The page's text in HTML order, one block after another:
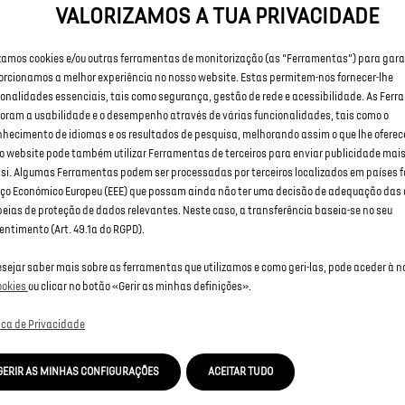
níveis de acabamento, motorizações,
ACABAMENTOS DISPONÍVEIS
berlina compacta está disponível em várias versões: PALLAS,
Todos estes acabamentos incluem uma gama de
de vanguarda para responder a todas as suas
DIFERENTES OPÇÕES DE UNIDADES DE POTÊNCIA POSSÍVEIS
escolha de motores 100% eléctricos: 230 cv com tração às 2
Long Range 245 cv com tração às 2 rodas dianteiras e Long
VALORIZAMOS A TUA PRIVACIDADE
cookies e/ou outras ferramentas de monitorização (as “Ferramentas”) para
a melhor experiência no nosso website. Estas permitem-nos fornecer-lhe
essenciais, tais como segurança, gestão de rede e acessibilidade. As
a usabilidade e o desempenho através de várias funcionalidades, tais como o
de idiomas e os resultados de pesquisa, melhorando assim o que lhe
website pode também utilizar Ferramentas de terceiros para enviar publicidade
Algumas Ferramentas podem ser processadas por terceiros localizados em países
Económico Europeu (EEE) que possam ainda não ter uma decisão de adequação
de proteção de dados relevantes. Neste caso, a transferência baseia-se no seu
(Art. 49.1a do RGPD).
saber mais sobre as ferramentas que utilizamos e como geri-las, pode aceder à
ou clicar no botão «Gerir as minhas definições».
de Privacidade
GERIR AS MINHAS CONFIGURAÇÕES ACEITAR TUDO